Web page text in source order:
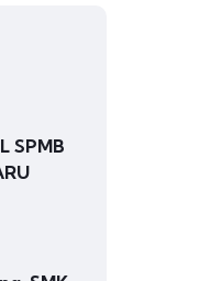
SPMB